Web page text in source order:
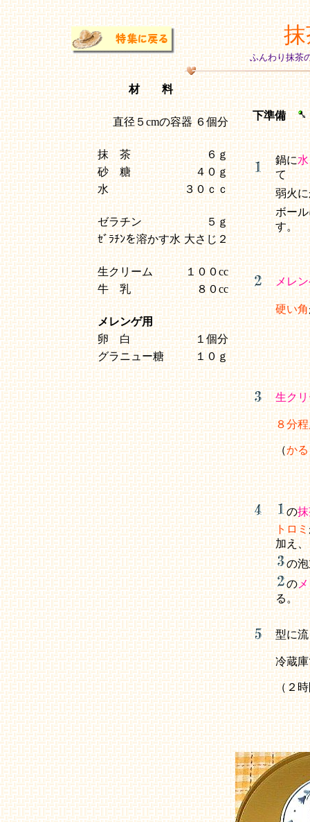
ふんわり抹茶
材 料
直径５cmの容器 ６個分
抹 茶
６ｇ
砂 糖
４０ｇ
水
３０ｃｃ
ゼラチン
５ｇ
ｾﾞﾗﾁﾝを溶かす水 大さじ２
生クリーム
１００cc
牛 乳
８０cc
メレンゲ用
卵 白
１個分
グラニュー糖
１０ｇ
下準備
鍋に
て
弱火
ボー
す。
メレ
硬い角
生ク
８分
（か
の
トロミ
加え、
の
の
る。
型に
冷蔵
（２